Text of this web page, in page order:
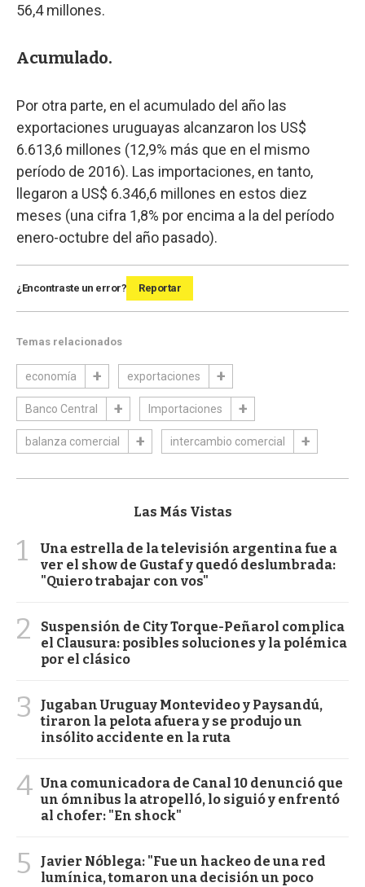
56,4 millones.
Acumulado.
Por otra parte, en el acumulado del año las
exportaciones uruguayas alcanzaron los US$
6.613,6 millones (12,9% más que en el mismo
período de 2016). Las importaciones, en tanto,
llegaron a US$ 6.346,6 millones en estos diez
meses (una cifra 1,8% por encima a la del período
enero-octubre del año pasado).
¿Encontraste un error? Reportar
Temas relacionados
economía exportaciones
Banco Central Importaciones
balanza comercial intercambio comercial
Las Más Vistas
1
Una estrella de la televisión argentina fue a
ver el show de Gustaf y quedó deslumbrada:
"Quiero trabajar con vos"
2
Suspensión de City Torque-Peñarol complica
el Clausura: posibles soluciones y la polémica
por el clásico
3
Jugaban Uruguay Montevideo y Paysandú,
tiraron la pelota afuera y se produjo un
insólito accidente en la ruta
4 Una comunicadora de Canal 10 denunció que
un ómnibus la atropelló, lo siguió y enfrentó
al chofer: "En shock"
5
Javier Nóblega: "Fue un hackeo de una red
lumínica, tomaron una decisión un poco